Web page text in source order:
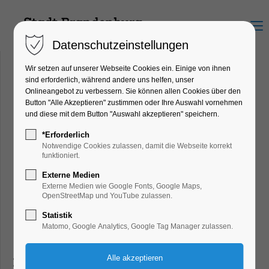
Menu
Liebe Leistungsträger,
Datenschutzeinstellungen
Wir setzen auf unserer Webseite Cookies ein. Einige von ihnen
sind erforderlich, während andere uns helfen, unser
Onlineangebot zu verbessern. Sie können allen Cookies über den
Button "Alle Akzeptieren" zustimmen oder Ihre Auswahl vornehmen
und diese mit dem Button "Auswahl akzeptieren" speichern.
*Erforderlich
Notwendige Cookies zulassen, damit die Webseite korrekt
funktioniert.
Externe Medien
Externe Medien wie Google Fonts, Google Maps,
OpenStreetMap und YouTube zulassen.
Statistik
Matomo, Google Analytics, Google Tag Manager zulassen.